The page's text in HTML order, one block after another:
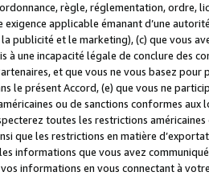
règle, réglementation, ordre,
exigence applicable émanant d’une
publicité et le marketing), (c) que vous
à une incapacité légale de conclure des
et que vous ne vous basez
le présent Accord, (e) que vous ne
ou de sanctions conformes
toutes les restrictions
que les restrictions en matière
informations que vous avez
informations en vous connectant à